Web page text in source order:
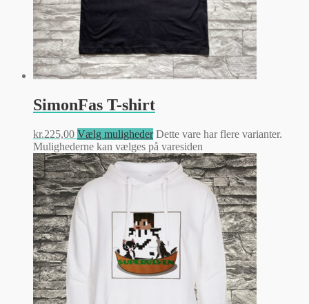
SimonFas T-shirt
kr.225,00 Vælg muligheder Dette vare har flere varianter.
Mulighederne kan vælges på varesiden